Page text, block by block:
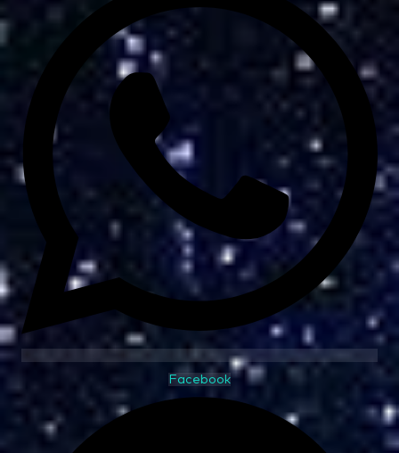
Facebook